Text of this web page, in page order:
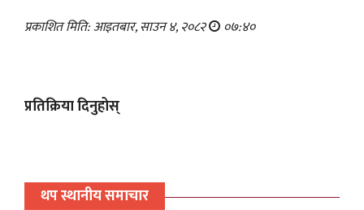
प्रकाशित मिति: आइतबार, साउन ४, २०८२ ०७:४०
प्रतिक्रिया दिनुहोस्
थप स्थानीय समाचार